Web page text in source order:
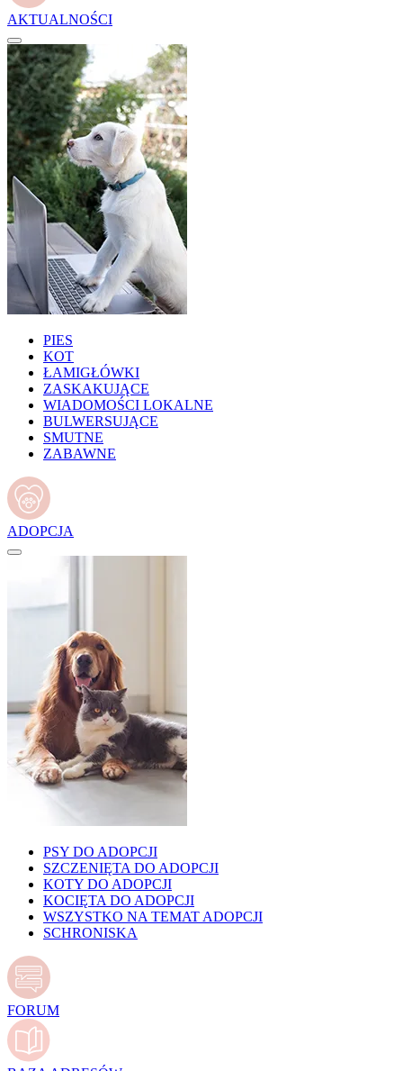
AKTUALNOŚCI
PIES
KOT
ŁAMIGŁÓWKI
ZASKAKUJĄCE
WIADOMOŚCI LOKALNE
BULWERSUJĄCE
SMUTNE
ZABAWNE
ADOPCJA
PSY DO ADOPCJI
SZCZENIĘTA DO ADOPCJI
KOTY DO ADOPCJI
KOCIĘTA DO ADOPCJI
WSZYSTKO NA TEMAT ADOPCJI
SCHRONISKA
FORUM